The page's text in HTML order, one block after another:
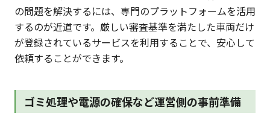
の問題を解決するには、専門のプラットフォームを活用
するのが近道です。厳しい審査基準を満たした車両だけ
が登録されているサービスを利用することで、安心して
依頼することができます。
ゴミ処理や電源の確保など運営側の事前準備